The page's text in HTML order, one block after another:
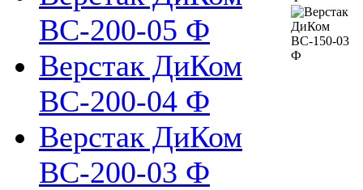
ВС-200-05 Ф
Верстак ДиКом
ВС-200-04 Ф
Верстак ДиКом
ВС-200-03 Ф